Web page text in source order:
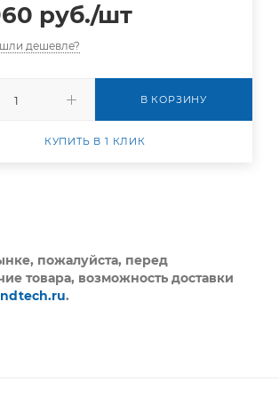
руб./шт
дешевле?
В КОРЗИНУ
КУПИТЬ В 1 КЛИК
пожалуйста, перед
товара, возможность доставки
.